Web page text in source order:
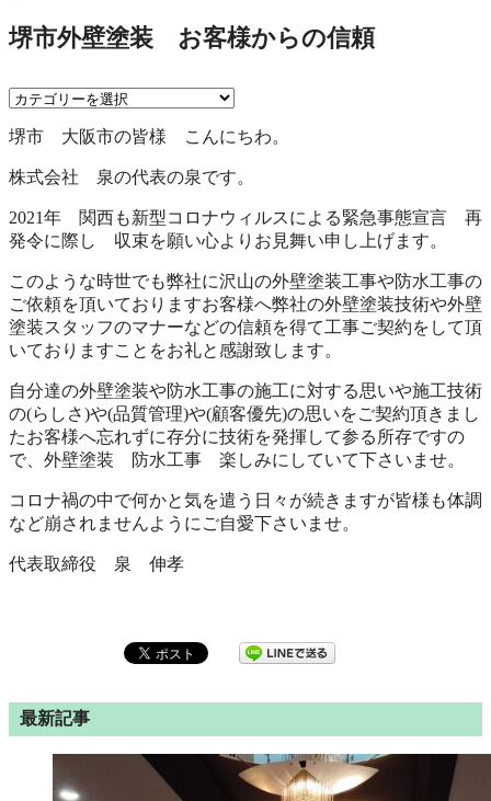
堺市外壁塗装 お客様からの信頼
堺市 大阪市の皆様 こんにちわ。
株式会社 泉の代表の泉です。
2021年 関西も新型コロナウィルスによる緊急事態宣言 再
発令に際し 収束を願い心よりお見舞い申し上げます。
このような時世でも弊社に沢山の外壁塗装工事や防水工事の
ご依頼を頂いておりますお客様へ弊社の外壁塗装技術や外壁
塗装スタッフのマナーなどの信頼を得て工事ご契約をして頂
いておりますことをお礼と感謝致します。
自分達の外壁塗装や防水工事の施工に対する思いや施工技術
の(らしさ)や(品質管理)や(顧客優先)の思いをご契約頂きまし
たお客様へ忘れずに存分に技術を発揮して参る所存ですの
で、外壁塗装 防水工事 楽しみにしていて下さいませ。
コロナ禍の中で何かと気を遣う日々が続きますが皆様も体調
など崩されませんようにご自愛下さいませ。
代表取締役 泉 伸孝
最新記事